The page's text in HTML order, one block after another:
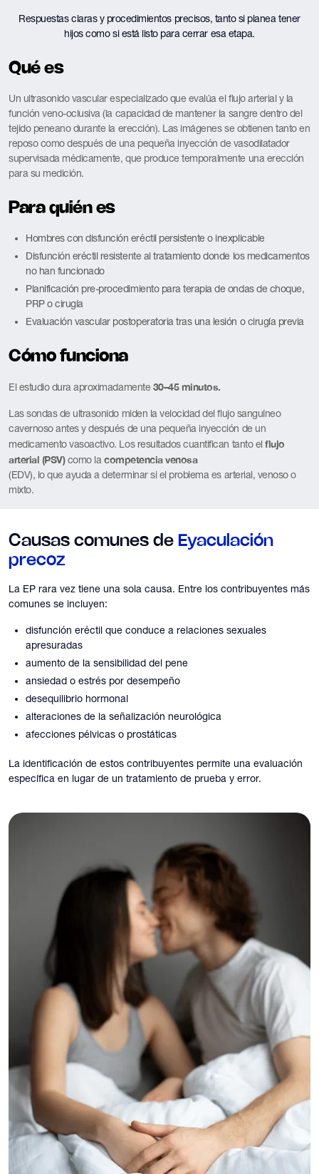
Respuestas claras y procedimientos precisos, tanto si planea tener
hijos como si está listo para cerrar esa etapa.
Qué es
Un ultrasonido vascular especializado que evalúa el flujo arterial y la
función veno-oclusiva (la capacidad de mantener la sangre dentro del
tejido peneano durante la erección). Las imágenes se obtienen tanto en
reposo como después de una pequeña inyección de vasodilatador
supervisada médicamente, que produce temporalmente una erección
para su medición.
Para quién es
Hombres con disfunción eréctil persistente o inexplicable
Disfunción eréctil resistente al tratamiento donde los medicamentos
no han funcionado
Planificación pre-procedimiento para terapia de ondas de choque,
PRP o cirugía
Evaluación vascular postoperatoria tras una lesión o cirugía previa
Cómo funciona
El estudio dura aproximadamente 30–45 minutos.
Las sondas de ultrasonido miden la velocidad del flujo sanguíneo
cavernoso antes y después de una pequeña inyección de un
medicamento vasoactivo. Los resultados cuantifican tanto elflujo
arterial (PSV)como la competencia venosa
(EDV), lo que ayuda a determinar si el problema es arterial, venoso o
mixto.
Causas comunes de Eyaculación
precoz
La EP rara vez tiene una sola causa. Entre los contribuyentes más
comunes se incluyen:
disfunción eréctil que conduce a relaciones sexuales
apresuradas
aumento de la sensibilidad del pene
ansiedad o estrés por desempeño
desequilibrio hormonal
alteraciones de la señalización neurológica
afecciones pélvicas o prostáticas
La identificación de estos contribuyentes permite una evaluación
específica en lugar de un tratamiento de prueba y error.